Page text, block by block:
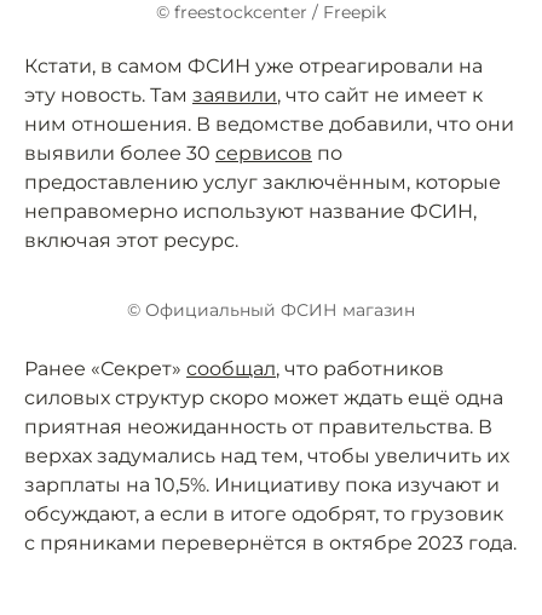
© freestockcenter / Freepik
Кстати, в самом ФСИН уже отреагировали на
эту новость. Там заявили, что сайт не имеет к
ним отношения. В ведомстве добавили, что они
выявили более 30 сервисов по
предоставлению услуг заключённым, которые
неправомерно используют название ФСИН,
включая этот ресурс.
© Официальный ФСИН магазин
Ранее «Секрет» сообщал, что работников
силовых структур скоро может ждать ещё одна
приятная неожиданность от правительства. В
верхах задумались над тем, чтобы увеличить их
зарплаты на 10,5%. Инициативу пока изучают и
обсуждают, а если в итоге одобрят, то грузовик
с пряниками перевернётся в октябре 2023 года.